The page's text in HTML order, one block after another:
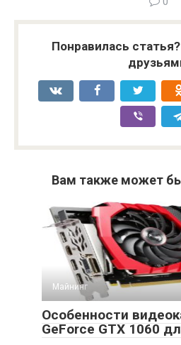
Понравилась
Вам также может
Майнинг
Особенности
GeForce GTX 1060